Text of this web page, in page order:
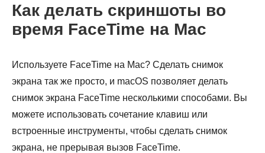
Как делать скриншоты во
время FaceTime на Mac
Используете FaceTime на Mac? Сделать снимок
экрана так же просто, и macOS позволяет делать
снимок экрана FaceTime несколькими способами. Вы
можете использовать сочетание клавиш или
встроенные инструменты, чтобы сделать снимок
экрана, не прерывая вызов FaceTime.